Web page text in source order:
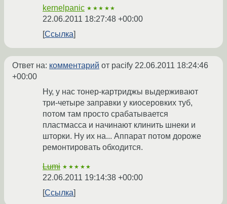
kernelpanic ★★★★★
22.06.2011 18:27:48 +00:00
Ссылка
Ответ на: комментарий от pacify 22.06.2011 18:24:46
+00:00
Ну, у нас тонер-картриджы выдерживают
три-четыре заправки у киосеровких туб,
потом там просто срабатывается
пластмасса и начинают клинить шнеки и
шторки. Ну их на... Аппарат потом дороже
ремонтировать обходится.
Lumi ★★★★★
22.06.2011 19:14:38 +00:00
Ссылка